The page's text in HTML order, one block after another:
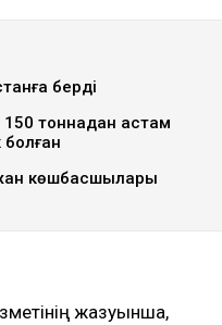
берді
тоннадан астам
көшбасшылары
жазуынша,